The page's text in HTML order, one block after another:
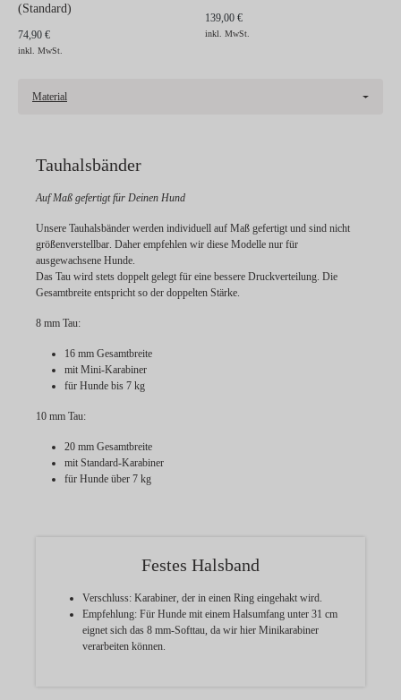
(Standard)
74,90 €
inkl. MwSt.
139,00 €
inkl. MwSt.
Material
Tauhalsbänder
Auf Maß gefertigt für Deinen Hund
Unsere Tauhalsbänder werden individuell auf Maß gefertigt und sind nicht
größenverstellbar. Daher empfehlen wir diese Modelle nur für
ausgewachsene Hunde.
Das Tau wird stets doppelt gelegt für eine bessere Druckverteilung. Die
Gesamtbreite entspricht so der doppelten Stärke.
8 mm Tau:
16 mm Gesamtbreite
mit Mini-Karabiner
für Hunde bis 7 kg
10 mm Tau:
20 mm Gesamtbreite
mit Standard-Karabiner
für Hunde über 7 kg
Festes Halsband
Verschluss: Karabiner, der in einen Ring eingehakt wird.
Empfehlung: Für Hunde mit einem Halsumfang unter 31 cm
eignet sich das 8 mm-Softtau, da wir hier Minikarabiner
verarbeiten können.